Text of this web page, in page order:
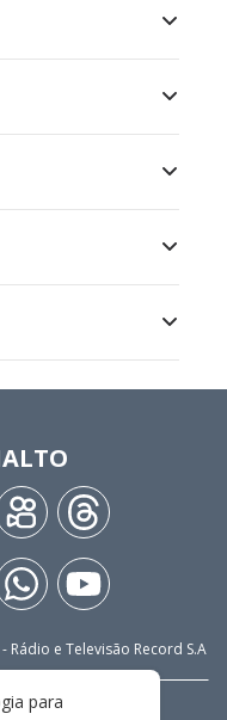
Rádio e Televisão Record S.A
PRIVACIDADE
para